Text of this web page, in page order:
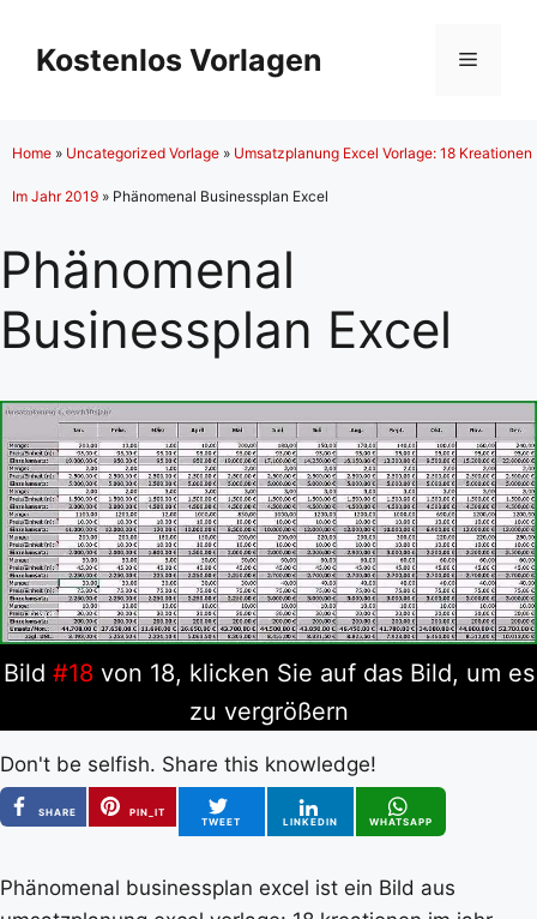
Inhalt
springen
Kostenlos Vorlagen Menü
Home » Uncategorized Vorlage » Umsatzplanung Excel Vorlage: 18 Kreationen
Im Jahr 2019 » Phänomenal Businessplan Excel
Phänomenal
Businessplan Excel
Bild #18 von 18, klicken Sie auf das Bild, um es
zu vergrößern
Don't be selfish. Share this knowledge!
SHARE
PIN_IT
TWEET
LINKEDIN WHATSAPP
Phänomenal businessplan excel ist ein Bild aus